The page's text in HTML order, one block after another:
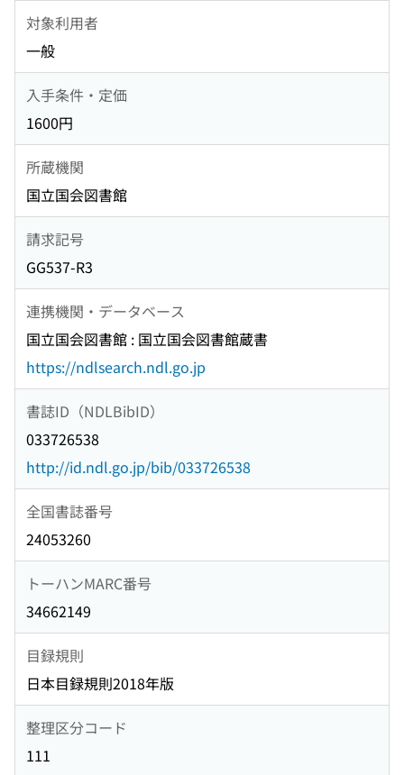
対象利用者
一般
入手条件・定価
1600円
所蔵機関
国立国会図書館
請求記号
GG537-R3
連携機関・データベース
国立国会図書館 : 国立国会図書館蔵書
https://ndlsearch.ndl.go.jp
書誌ID（NDLBibID）
033726538
http://id.ndl.go.jp/bib/033726538
全国書誌番号
24053260
トーハンMARC番号
34662149
目録規則
日本目録規則2018年版
整理区分コード
111